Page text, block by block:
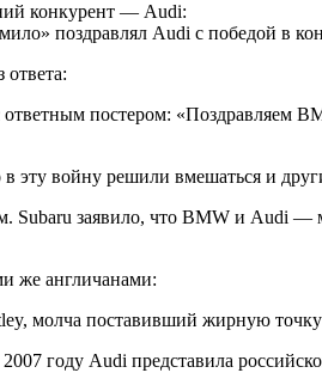
конкурент — Audi:
поздравлял Audi с победой
ответа:
постером: «Поздравляем
эту войну решили вмешаться и
Subaru заявило, что BMW и Audi
же англичанами:
молча поставивший жирную
году Audi представила